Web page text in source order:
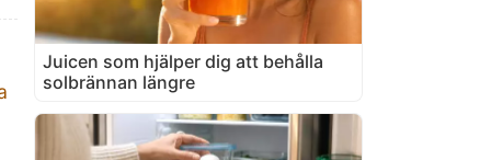
Juicen som hjälper dig att behålla
solbrännan längre